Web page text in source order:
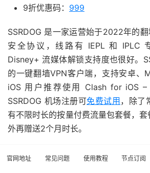
9折优惠码： 999
SSRDOG 是一家运营始于2022年的
安全协议，线路有 IEPL 和 IPLC
Disney+ 流媒体解锁支持度也很好。
的一键翻墙VPN客户端，支持安卓、
iOS 用户推荐使用 Clash for iOS –
SSRDOG 机场注册可免费试用，除了
有不限时长的按量付费流量包套餐，
外再赠送2个月时长。
官网地址 常见问题 使用教程 节点订阅